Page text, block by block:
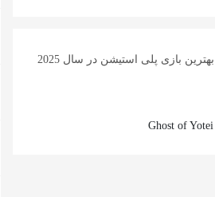
Clair Obscur: Expedition 33 بهترین بازی پلی استیشن در سال 2025